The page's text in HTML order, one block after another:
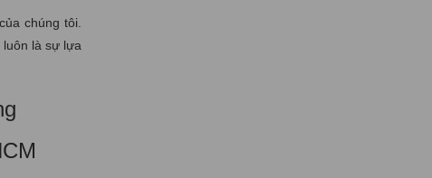
chúng tôi.
là sự lựa